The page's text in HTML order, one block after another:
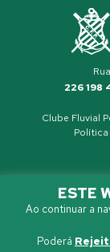
226 198
Clube Fluvial
ESTE
Ao continuar a
Poderá